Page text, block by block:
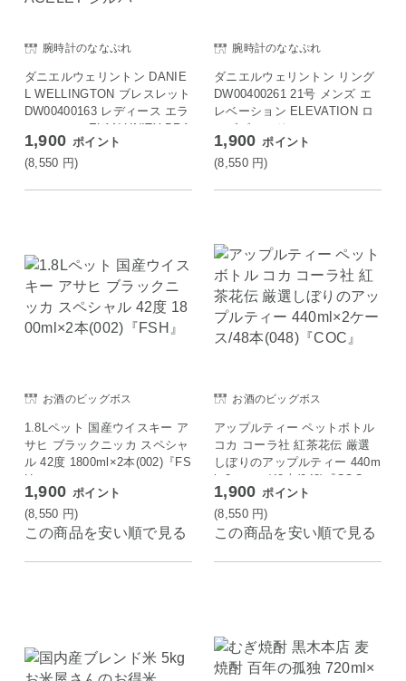
腕時計のななぷれ
ダニエルウェリントン DANIE
L WELLINGTON ブレスレット
DW00400163 レディース エラ
ンユニティ ELAN UNITY BRA
CELET シルバー
1,900 ポイント
(8,550 円)
腕時計のななぷれ
ダニエルウェリントン リング
DW00400261 21号 メンズ エ
レベーション ELEVATION ロ
ーズゴールド
1,900 ポイント
(8,550 円)
お酒のビッグボス
1.8Lペット 国産ウイスキー ア
サヒ ブラックニッカ スペシャ
ル 42度 1800ml×2本(002)『FS
H』
1,900 ポイント
(8,550 円)
この商品を安い順で見る
お酒のビッグボス
アップルティー ペットボトル
コカ コーラ社 紅茶花伝 厳選
しぼりのアップルティー 440m
l×2ケース/48本(048)『COC』
1,900 ポイント
(8,550 円)
この商品を安い順で見る